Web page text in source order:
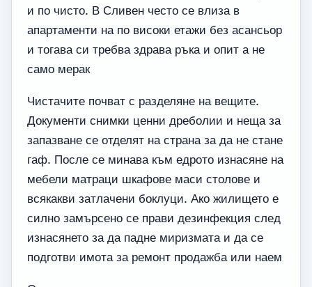
и по чисто. В Сливен често се влиза в
апартаменти на по високи етажи без асансьор
и тогава си требва здрава ръка и опит а не
само мерак
Чистачите почват с разделяне на вещите.
Документи снимки ценни дреболии и неща за
запазване се отделят на страна за да не стане
гаф. После се минава към едрото изнасяне на
мебели матраци шкафове маси столове и
всякакви затлачени боклуци. Ако жилището е
силно замърсено се прави дезинфекция след
изнасянето за да падне миризмата и да се
подготви имота за ремонт продажба или наем